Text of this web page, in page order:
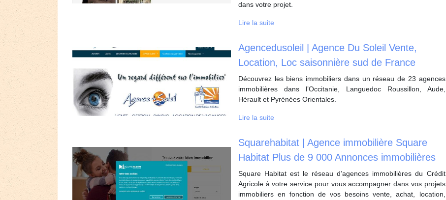
dans votre projet.
Lire la suite
Agen­ceduso­leil | Agence Du Soleil Vente,
Location, Loc saisonnière sud de France
Découvrez les biens immobiliers dans un réseau de 23 agences
immobilières dans l’Occitanie, Languedoc Roussillon, Aude,
Hérault et Pyrénées Orientales.
Lire la suite
Squarehabitat | Agence immobilière Square
Habitat Plus de 9 000 Annonces im­mobi­lières
Square Habitat est le réseau d’agences immobilières du Crédit
Agricole à votre service pour vous accompagner dans vos projets
immobiliers en fonction de vos besoins vente, achat, location,